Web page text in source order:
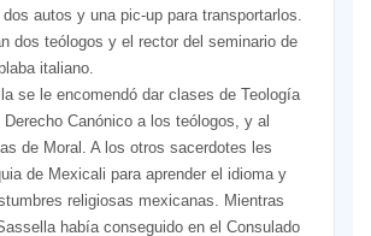
autos y una pic-up para transportarlos.
dos teólogos y el rector del seminario de
italiano.
se le encomendó dar clases de Teología
Derecho Canónico a los teólogos, y al
de Moral. A los otros sacerdotes les
de Mexicali para aprender el idioma y
religiosas mexicanas. Mientras
había conseguido en el Consulado